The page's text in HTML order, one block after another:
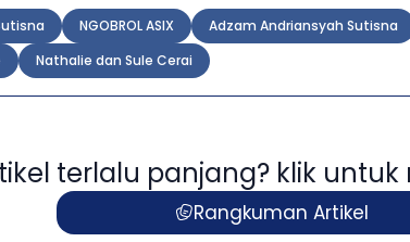
NGOBROL ASIX Adzam Andriansyah Sutisna
Nathalie dan Sule Cerai
terlalu panjang? klik
Rangkuman Artikel